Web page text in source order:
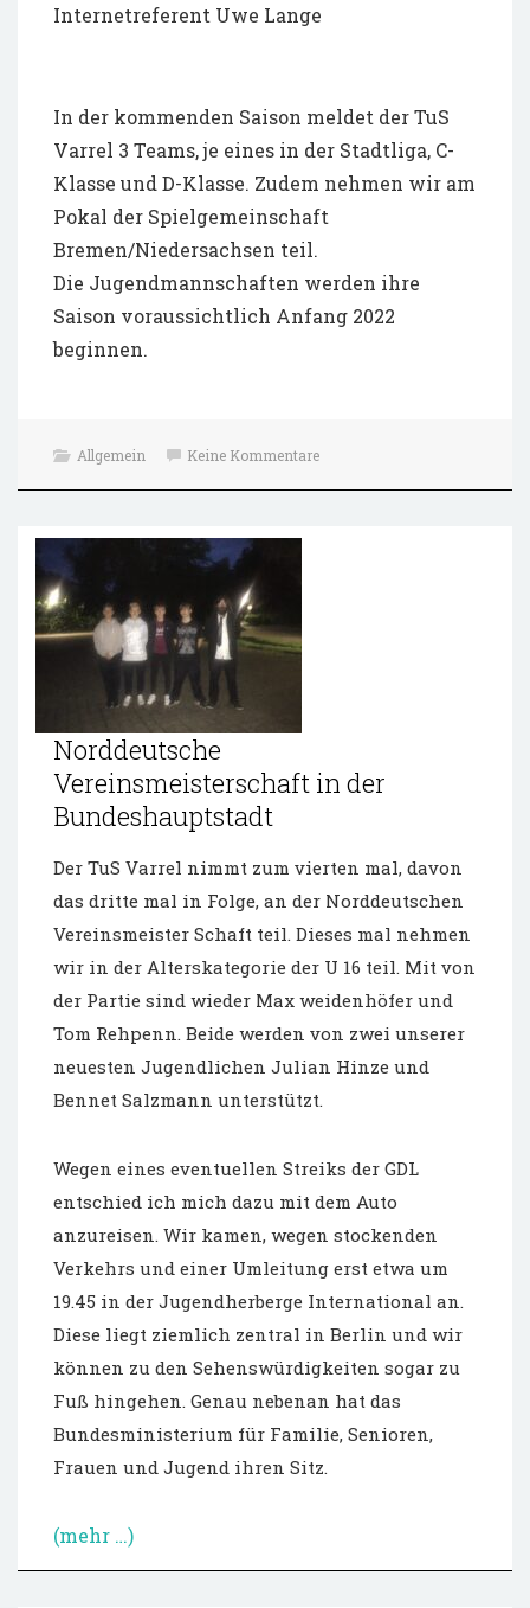
Internetreferent Uwe Lange
In der kommenden Saison meldet der TuS
Varrel 3 Teams, je eines in der Stadtliga, C-
Klasse und D-Klasse. Zudem nehmen wir am
Pokal der Spielgemeinschaft
Bremen/Niedersachsen teil.
Die Jugendmannschaften werden ihre
Saison voraussichtlich Anfang 2022
beginnen.
Allgemein Keine Kommentare
Norddeutsche
Vereinsmeisterschaft in der
Bundeshauptstadt
Der TuS Varrel nimmt zum vierten mal, davon
das dritte mal in Folge, an der Norddeutschen
Vereinsmeister Schaft teil. Dieses mal nehmen
wir in der Alterskategorie der U 16 teil. Mit von
der Partie sind wieder Max weidenhöfer und
Tom Rehpenn. Beide werden von zwei unserer
neuesten Jugendlichen Julian Hinze und
Bennet Salzmann unterstützt.
Wegen eines eventuellen Streiks der GDL
entschied ich mich dazu mit dem Auto
anzureisen. Wir kamen, wegen stockenden
Verkehrs und einer Umleitung erst etwa um
19.45 in der Jugendherberge International an.
Diese liegt ziemlich zentral in Berlin und wir
können zu den Sehenswürdigkeiten sogar zu
Fuß hingehen. Genau nebenan hat das
Bundesministerium für Familie, Senioren,
Frauen und Jugend ihren Sitz.
(mehr …)